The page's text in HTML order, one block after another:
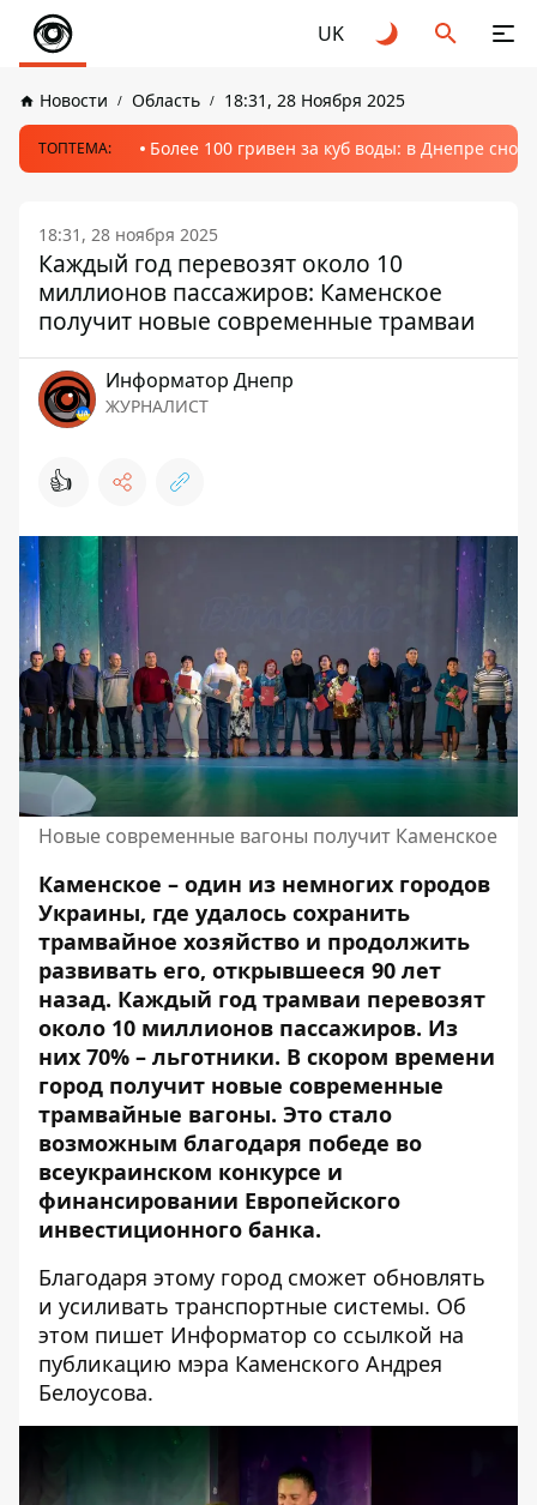
UK
Новости Область 18:31, 28 Ноября 2025
ТОПТЕМА: Более 100 гривен за куб воды: в Днепре
18:31, 28 ноября 2025
Каждый год перевозят около 10
миллионов пассажиров: Каменское
получит новые современные трамваи
Информатор Днепр
ЖУРНАЛИСТ
👍
Новые современные вагоны получит Каменское
Каменское – один из немногих городов
Украины, где удалось сохранить
трамвайное хозяйство и продолжить
развивать его, открывшееся 90 лет
назад. Каждый год трамваи перевозят
около 10 миллионов пассажиров. Из
них 70% – льготники. В скором времени
город получит новые современные
трамвайные вагоны. Это стало
возможным благодаря победе во
всеукраинском конкурсе и
финансировании Европейского
инвестиционного банка.
Благодаря этому город сможет обновлять
и усиливать транспортные системы. Об
этом пишет Информатор со ссылкой на
публикацию мэра Каменского Андрея
Белоусова.